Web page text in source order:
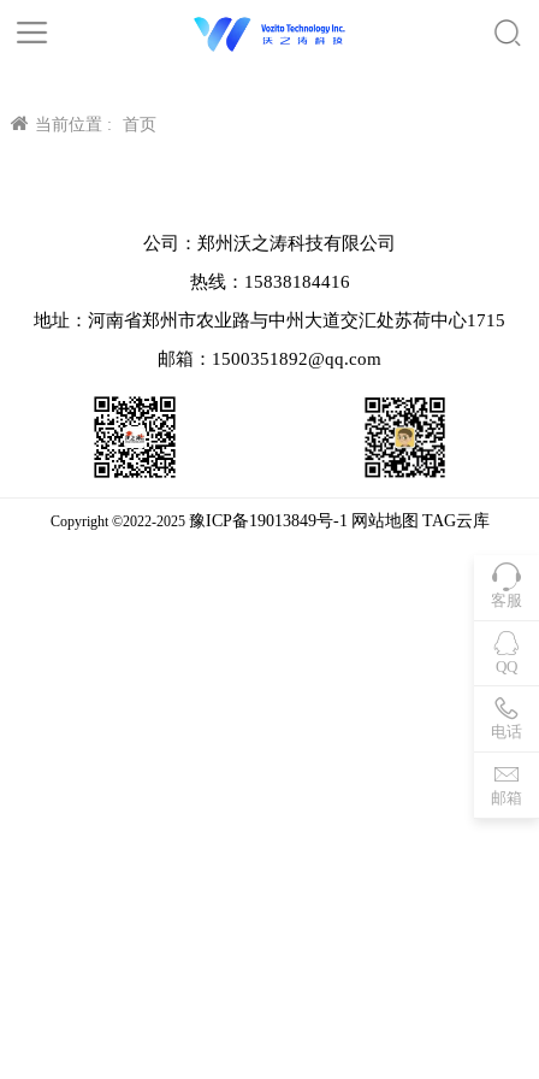
当前位置 : 首页
客服
QQ
电话
邮箱
公司：郑州沃之涛科技有限公司
热线：15838184416
地址：河南省郑州市农业路与中州大道交汇处苏荷中心1715
邮箱：1500351892@qq.com
Copyright ©2022-2025 豫ICP备19013849号-1 网站地图 TAG云库